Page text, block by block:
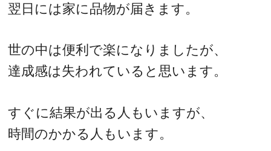
翌日には家に品物が届きます。
世の中は便利で楽になりましたが、
達成感は失われていると思います。
すぐに結果が出る人もいますが、
時間のかかる人もいます。